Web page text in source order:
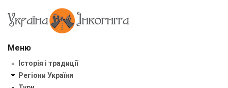
Меню
Історія і традиції
Регіони України